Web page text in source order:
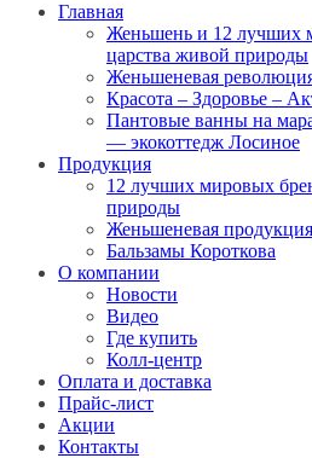
Главная
Женьшень и 12 лучших
царства живой природы
Женьшеневая
Красота – Здоровье –
Пантовые ванны на
— экокоттедж Лосиное
Продукция
12 лучших мировых
природы
Женьшеневая продукция
Бальзамы Короткова
О компании
Новости
Видео
Где купить
Колл-центр
Оплата и доставка
Прайс-лист
Акции
Контакты